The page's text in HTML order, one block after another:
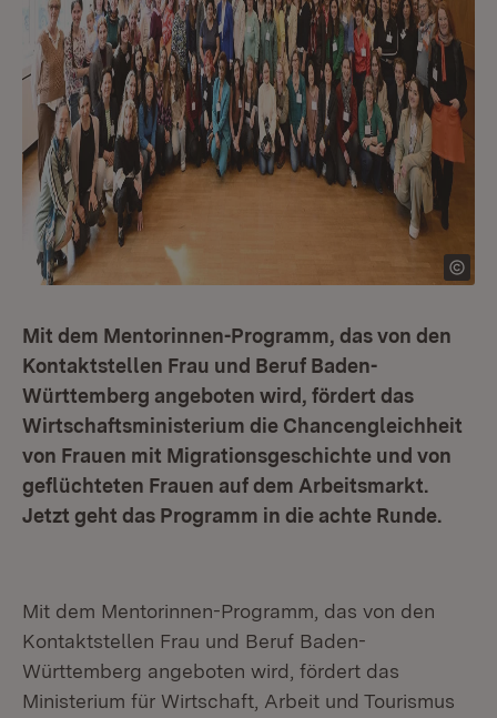
Mit dem Mentorinnen-Programm, das von den
Kontaktstellen Frau und Beruf Baden-
Württemberg angeboten wird, fördert das
Wirtschaftsministerium die Chancengleichheit
von Frauen mit Migrationsgeschichte und von
geflüchteten Frauen auf dem Arbeitsmarkt.
Jetzt geht das Programm in die achte Runde.
Mit dem Mentorinnen-Programm, das von den
Kontaktstellen Frau und Beruf Baden-
Württemberg angeboten wird, fördert das
Ministerium für Wirtschaft, Arbeit und Tourismus